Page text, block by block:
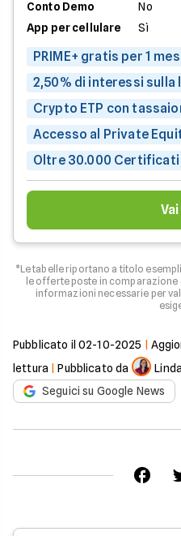
Conto Demo
No
App per cellulare
Sì
PRIME+ gratis per 1
2,50% di interessi
Crypto ETP con
Accesso al Private
Oltre 30.000 Certificati
Vai
*Le tabelle riportano a titolo
le offerte poste in
informazioni necessarie per
Pubblicato il 02-10-2025
lettura |Pubblicato da
Seguici su Google News